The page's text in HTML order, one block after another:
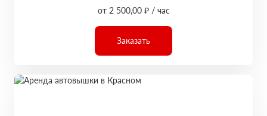
от 2 500,00 ₽ / час
Заказать